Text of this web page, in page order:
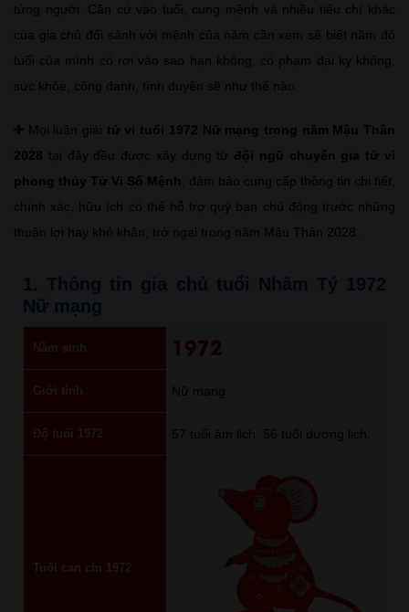
từng người. Căn cứ vào tuổi, cung mệnh và nhiều tiêu chí khác
của gia chủ đối sánh với mệnh của năm cần xem sẽ biết năm đó
tuổi của mình có rơi vào sao hạn không, có phạm đại kỵ không,
sức khỏe, công danh, tình duyên sẽ như thế nào.
Mọi luận giải tử vi tuổi 1972 Nữ mạng trong năm Mậu Thân
2028 tại đây đều được xây dựng từ đội ngũ chuyên gia tử vi
phong thủy Tử Vi Số Mệnh
, đảm bảo cung cấp thông tin chi tiết,
chính xác, hữu ích có thể hỗ trợ quý bạn chủ động trước những
thuận lợi hay khó khăn, trở ngại trong năm Mậu Thân 2028.
1. Thông tin gia chủ tuổi Nhâm Tý 1972
Nữ mạng
Năm sinh 1972
Giới tính Nữ mạng
Độ tuổi 1972 57 tuổi âm lịch, 56 tuổi dương lịch.
Tuổi can chi 1972